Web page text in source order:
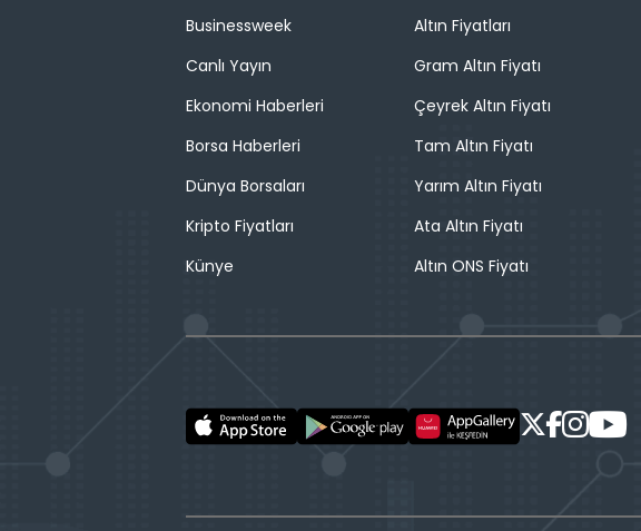
Businessweek
Canlı Yayın
Ekonomi Haberleri
Borsa Haberleri
Dünya Borsaları
Kripto Fiyatları
Künye
Altın Fiyatları
Gram Altın Fiyatı
Çeyrek Altın Fiyatı
Tam Altın Fiyatı
Yarım Altın Fiyatı
Ata Altın Fiyatı
Altın ONS Fiyatı